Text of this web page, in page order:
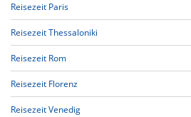
Reisezeit Paris
Reisezeit Thessaloniki
Reisezeit Rom
Reisezeit Florenz
Reisezeit Venedig